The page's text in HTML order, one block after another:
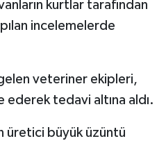
kurtlar tarafından
incelemelerde
veteriner ekipleri,
ederek tedavi altına aldı.
üretici büyük üzüntü